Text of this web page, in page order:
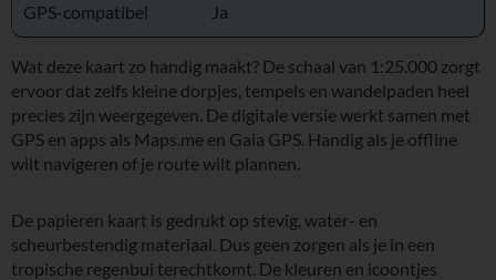
GPS-compatibel Ja
Wat deze kaart zo handig maakt? De schaal van 1:25.000 zorgt
ervoor dat zelfs kleine dorpjes, tempels en wandelpaden heel
precies zijn weergegeven. De digitale versie werkt samen met
GPS en apps als Maps.me en Gaia GPS. Handig als je offline
wilt navigeren of je route wilt plannen.
De papieren kaart is gedrukt op stevig, water- en
scheurbestendig materiaal. Dus geen zorgen als je in een
tropische regenbui terechtkomt. De kleuren en icoontjes